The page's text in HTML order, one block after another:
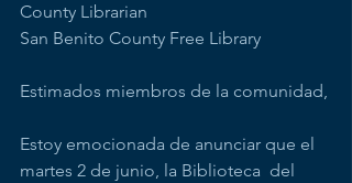
County Librarian
San Benito County Free Library
Estimados miembros de la comunidad,
Estoy emocionada de anunciar que el
martes 2 de junio, la Biblioteca  del